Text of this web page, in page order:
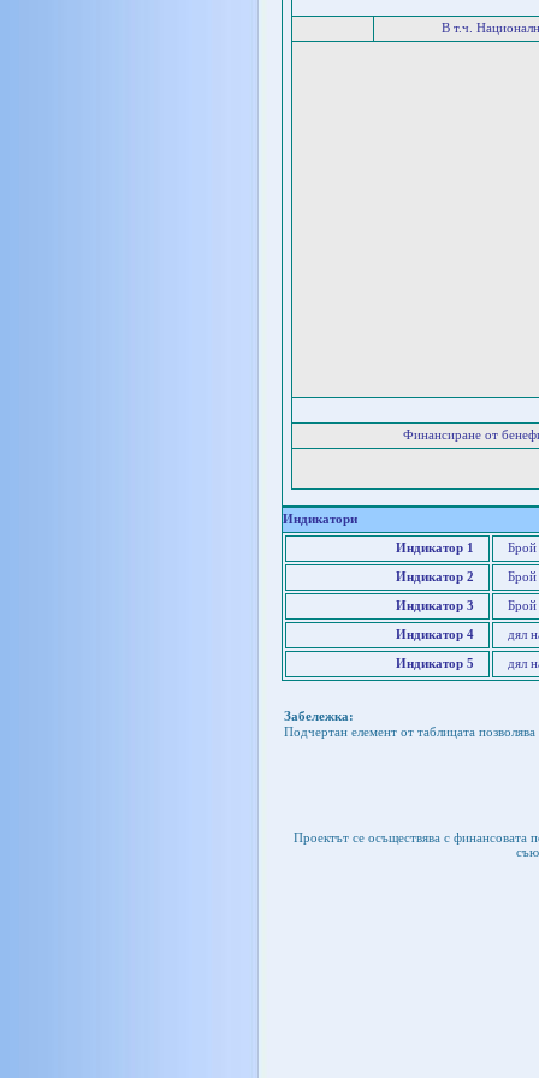
В т.ч.
Финансиране от
Индикатори
Индикатор 1 Брой
Индикатор 2 Брой
Индикатор 3 Брой
Индикатор 4 дял
Индикатор 5 дял
Забележка:
Подчертан елемент от таблицата
Проектът се осъществява с финансовата